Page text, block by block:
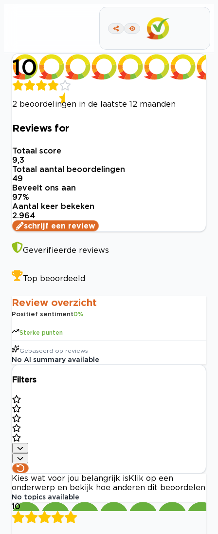
10
2 beoordelingen in de laatste 12 maanden
Reviews for
Totaal score
9,3
Totaal aantal beoordelingen
49
Beveelt ons aan
97%
Aantal keer bekeken
2.964
schrijf een review
Geverifieerde reviews
Top beoordeeld
Review overzicht
Positief sentiment0%
Sterke punten
Gebaseerd op reviews
No AI summary available
Filters
Kies wat voor jou belangrijk is Klik op een
onderwerp en bekijk hoe anderen dit beoordelen
No topics available
10